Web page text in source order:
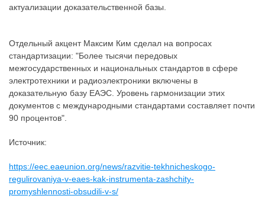
актуализации доказательственной базы.
Отдельный акцент Максим Ким сделал на вопросах
стандартизации: "Более тысячи передовых
межгосударственных и национальных стандартов в сфере
электротехники и радиоэлектроники включены в
доказательную базу ЕАЭС. Уровень гармонизации этих
документов с международными стандартами составляет почти
90 процентов".
Источник:
https://eec.eaeunion.org/news/razvitie-tekhnicheskogo-
regulirovaniya-v-eaes-kak-instrumenta-zashchity-
promyshlennosti-obsudili-v-s/